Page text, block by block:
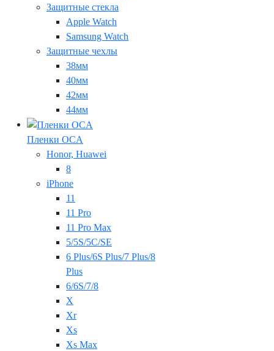
Защитные стекла
Apple Watch
Samsung Watch
Защитные чехлы
38мм
40мм
42мм
44мм
Пленки OCA
Honor, Huawei
8
iPhone
11
11 Pro
11 Pro Max
5/5S/5C/SE
6 Plus/6S Plus/7 Plus/8
Plus
6/6S/7/8
X
Xr
Xs
Xs Max